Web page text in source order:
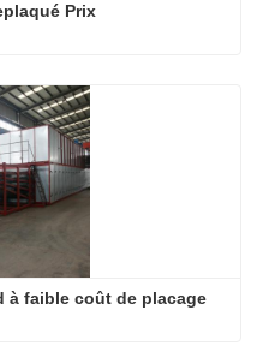
Prix
à faible coût de placage